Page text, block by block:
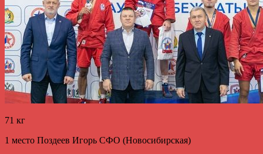
71 кг
1 место Поздеев Игорь СФО (Новосибирская)